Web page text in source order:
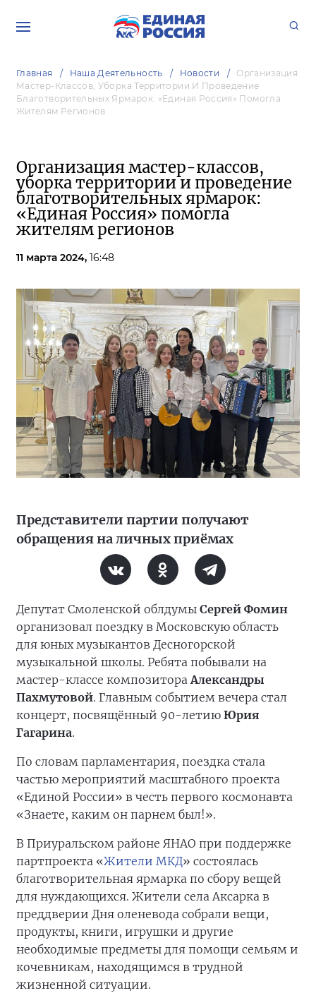
Главная Наша Деятельность Новости
Организация
Мастер-Классов, Уборка Территории И Проведение
Благотворительных Ярмарок: «Единая Россия» Помогла
Жителям Регионов
Организация мастер-классов,
уборка территории и проведение
благотворительных ярмарок:
«Единая Россия» помогла
жителям регионов
11 марта 2024, 16:48
Представители партии получают
обращения на личных приёмах
Депутат Смоленской облдумы Сергей Фомин
организовал поездку в Московскую область
для юных музыкантов Десногорской
музыкальной школы. Ребята побывали на
мастер-классе композитораАлександры
Пахмутовой. Главным событием вечера стал
концерт, посвящённый 90-летию Юрия
Гагарина.
По словам парламентария, поездка стала
частью мероприятий масштабного проекта
«Единой России» в честь первого космонавта
«Знаете, каким он парнем был!».
В Приуральском районе ЯНАО при поддержке
партпроекта «Жители МКД» состоялась
благотворительная ярмарка по сбору вещей
для нуждающихся. Жители села Аксарка в
преддверии Дня оленевода собрали вещи,
продукты, книги, игрушки и другие
необходимые предметы для помощи семьям и
кочевникам, находящимся в трудной
жизненной ситуации.